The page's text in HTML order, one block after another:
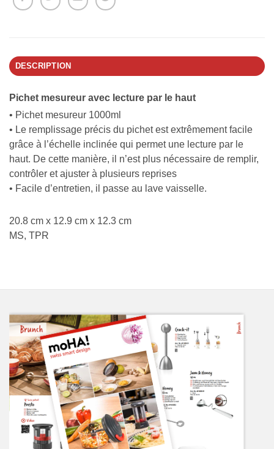
DESCRIPTION
Pichet mesureur avec lecture par le haut
• Pichet mesureur 1000ml
• Le remplissage précis du pichet est extrêmement facile
grâce à l’échelle inclinée qui permet une lecture par le
haut. De cette manière, il n’est plus nécessaire de remplir,
contrôler et ajuster à plusieurs reprises
• Facile d’entretien, il passe au lave vaisselle.
20.8 cm x 12.9 cm x 12.3 cm
MS, TPR